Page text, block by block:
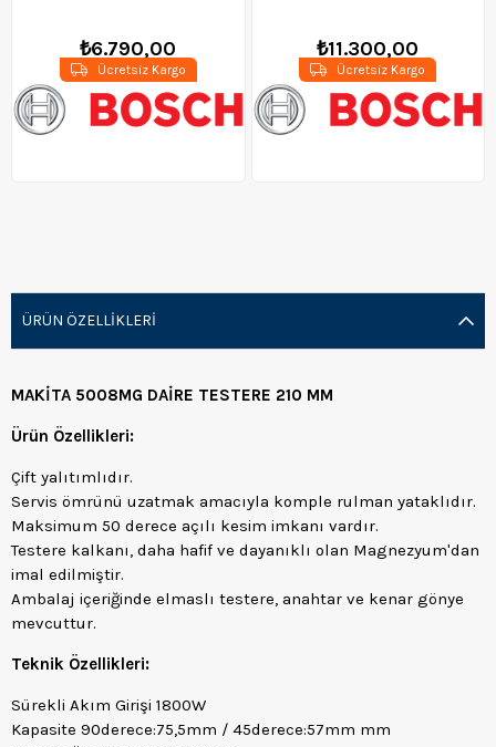
₺6.790,00
Ücretsiz Kargo
₺11.300,00
Ücretsiz Kargo
ÜRÜN ÖZELLIKLERI
MAKİTA 5008MG DAİRE TESTERE 210 MM
Ürün Özellikleri:
Çift yalıtımlıdır.
Servis ömrünü uzatmak amacıyla komple rulman yataklıdır.
Maksimum 50 derece açılı kesim imkanı vardır.
Testere kalkanı, daha hafif ve dayanıklı olan Magnezyum'dan
imal edilmiştir.
Ambalaj içeriğinde elmaslı testere, anahtar ve kenar gönye
mevcuttur.
Teknik Özellikleri:
Sürekli Akım Girişi 1800W
Kapasite 90derece:75,5mm / 45derece:57mm mm